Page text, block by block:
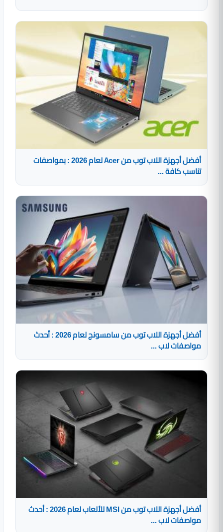
أفضل أجهزة اللاب توب من Acer لعام 2026 : بمواصفات
تناسب كافة ...
أفضل أجهزة اللاب توب من سامسونج لعام 2026 : أحدث
مواصفات لاب ...
أفضل أجهزة اللاب توب من MSI للألعاب لعام 2026 : أحدث
مواصفات لاب ...